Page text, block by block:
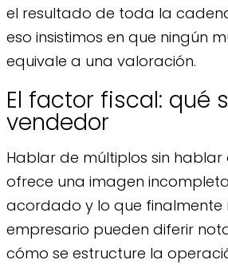
el resultado de toda la
eso insistimos en que ningún
equivale a una valoración.
El factor fiscal: qué
vendedor
Hablar de múltiplos sin
ofrece una imagen
acordado y lo que finalmente
empresario pueden diferir
cómo se estructure la